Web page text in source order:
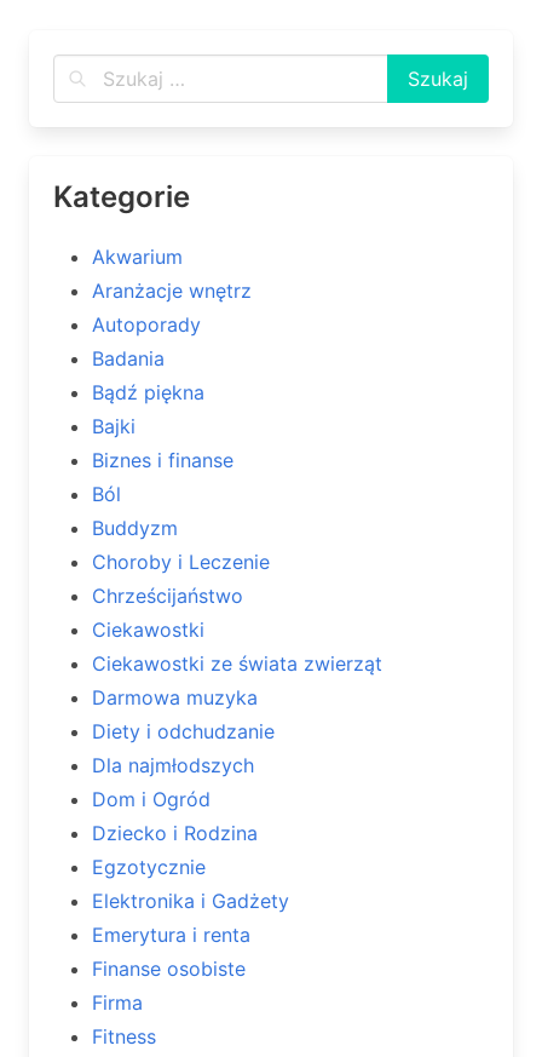
Kategorie
Akwarium
Aranżacje wnętrz
Autoporady
Badania
Bądź piękna
Bajki
Biznes i finanse
Ból
Buddyzm
Choroby i Leczenie
Chrześcijaństwo
Ciekawostki
Ciekawostki ze świata zwierząt
Darmowa muzyka
Diety i odchudzanie
Dla najmłodszych
Dom i Ogród
Dziecko i Rodzina
Egzotycznie
Elektronika i Gadżety
Emerytura i renta
Finanse osobiste
Firma
Fitness